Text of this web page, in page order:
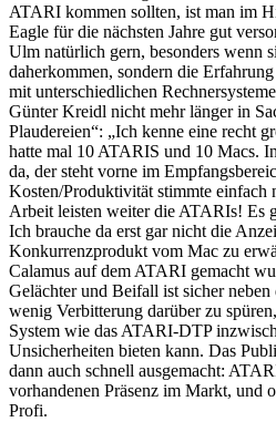
ATARI kommen sollten, ist man im
Eagle für die nächsten Jahre gut
Ulm natürlich gern, besonders wenn
daherkommen, sondern die
mit unterschiedlichen
Günter Kreidl nicht mehr länger in
Plaudereien“: „Ich kenne eine recht
hatte mal 10 ATARIS und 10 Macs.
da, der steht vorne im
Kosten/Produktivität stimmte einfach
Arbeit leisten weiter die ATARIs! Es
Ich brauche da erst gar nicht die
Konkurrenzprodukt vom Mac zu
Calamus auf dem ATARI gemacht
Gelächter und Beifall ist sicher neben
wenig Verbitterung darüber zu
System wie das ATARI-DTP
Unsicherheiten bieten kann. Das
dann auch schnell ausgemacht:
vorhandenen Präsenz im Markt, und
Profi.